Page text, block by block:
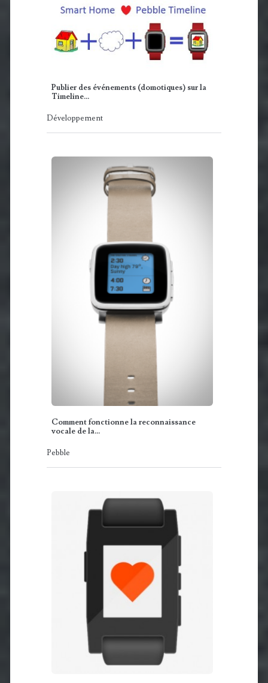
Publier des événements (domotiques) sur la
Timeline…
Développement
Comment fonctionne la reconnaissance
vocale de la…
Pebble